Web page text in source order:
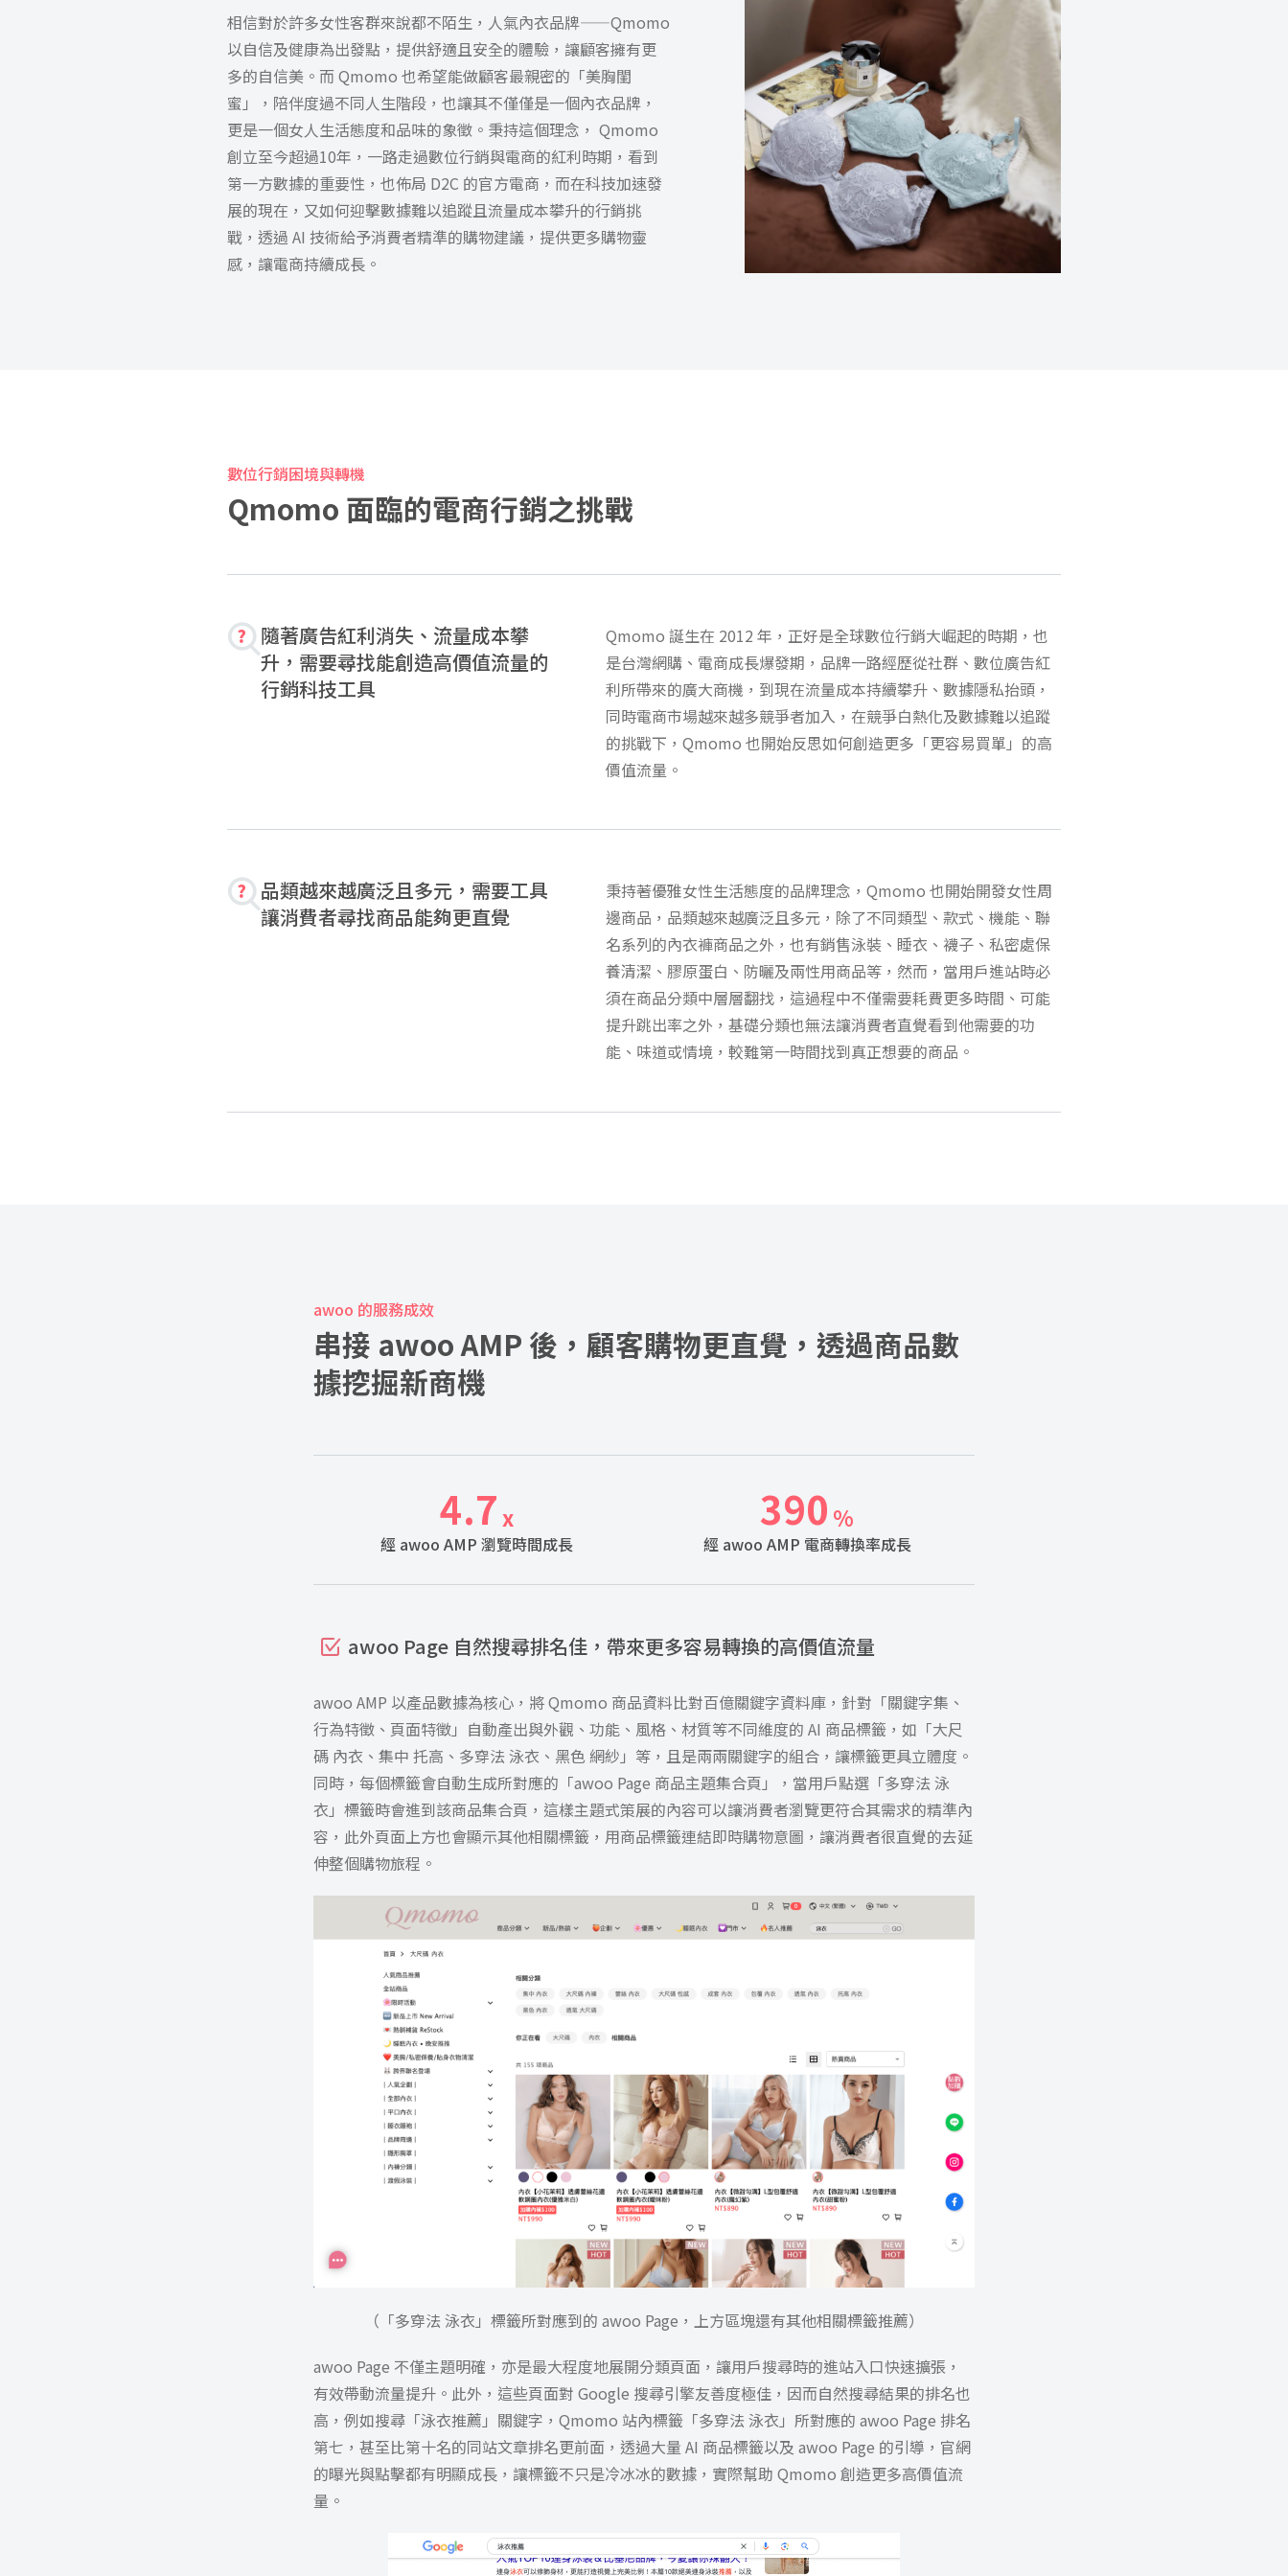
相信對於許多女性客群來說都不陌生，人氣內衣品牌——Qmomo
以自信及健康為出發點，提供舒適且安全的體驗，讓顧客擁有更
多的自信美。而 Qmomo 也希望能做顧客最親密的「美胸閨
蜜」，陪伴度過不同人生階段，也讓其不僅僅是一個內衣品牌，
更是一個女人生活態度和品味的象徵。秉持這個理念， Qmomo
創立至今超過10年，一路走過數位行銷與電商的紅利時期， 看到
第一方數據的重要性，也佈局 D2C 的官方電商， 而在科技加速發
展的現在，又如何迎擊數據難以追蹤且流量成本攀升的行銷挑
戰，透過 AI 技術給予消費者精準的購物建議，提供更多購物靈
感，讓電商持續成長。
數位行銷困境與轉機
Qmomo 面臨的電商行銷之挑戰
隨著廣告紅利消失、流量成本攀
升，需要尋找能創造高價值流量的
行銷科技工具
Qmomo 誕生在 2012 年，正好是全球數位行銷大崛起的時期，也
是台灣網購、電商成長爆發期，品牌一路經歷從社群、數位廣告紅
利所帶來的廣大商機，到現在流量成本持續攀升、數據隱私抬頭，
同時電商市場越來越多競爭者加入，在競爭白熱化及數據難以追蹤
的挑戰下，Qmomo 也開始反思如何創造更多「更容易買單」的高
價值流量。
品類越來越廣泛且多元，需要工具
讓消費者尋找商品能夠更直覺
秉持著優雅女性生活態度的品牌理念，Qmomo 也開始開發女性周
邊商品，品類越來越廣泛且多元 ，除了不同類型、款式、機能、聯
名系列的內衣褲商品之外，也有銷售泳裝、睡衣、襪子、私密處保
養清潔、膠原蛋白、防曬及兩性用商品等，然而，當用戶進站時必
須在商品分類中層層翻找，這過程中不僅需要耗費更多時間、可能
提升跳出率之外，基礎分類也無法讓消費者直覺看到他需要的功
能、味道或情境，較難第一時間找到真正想要的商品。
awoo 的服務成效
串接 awoo AMP 後，顧客購物更直覺，透過商品數
據挖掘新商機
4.7 x
經 awoo AMP 瀏覽時間成長
390 %
經 awoo AMP 電商轉換率成長
awoo Page 自然搜尋排名佳，帶來更多容易轉換的高價值流量
awoo AMP 以產品數據為核心，將 Qmomo 商品資料比對百億關鍵字資料庫，針對「關鍵字集、
行為特徵、頁面特徵」自動產出與外觀、功能、風格、材質等不同維度的 AI 商品標籤，如「大尺
碼 內衣、集中 托高、多穿法 泳衣、黑色 網紗」等，且是兩兩關鍵字的組合，讓標籤更具立體度。
同時，每個標籤會自動生成所對應的「awoo Page 商品主題集合頁」，當用戶點選「多穿法 泳
衣」標籤時會進到該商品集合頁，這樣主題式策展的內容可以讓消費者瀏覽更符合其需求的精準內
容，此外頁面上方也會顯示其他相關標籤，用商品標籤連結即時購物意圖，讓消費者很直覺的去延
伸整個購物旅程。
（「多穿法 泳衣」標籤所對應到的 awoo Page，上方區塊還有其他相關標籤推薦）
awoo Page 不僅主題明確，亦是最大程度地展開分類頁面，讓用戶搜尋時的進站入口快速擴張，
有效帶動流量提升。此外，這些頁面對 Google 搜尋引擎友善度極佳，因而自然搜尋結果的排名也
高，例如搜尋「泳衣推薦」關鍵字，Qmomo 站內標籤「多穿法 泳衣」所對應的 awoo Page 排名
第七，甚至比第十名的同站文章排名更前面，透過大量 AI 商品標籤以及 awoo Page 的引導，官網
的曝光與點擊都有明顯成長，讓標籤不只是冷冰冰的數據，實際幫助 Qmomo 創造更多高價值流
量。